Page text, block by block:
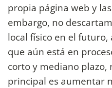
propia página web y
embargo, no
local físico en el futuro,
que aún está en
corto y mediano plazo,
principal es aumentar